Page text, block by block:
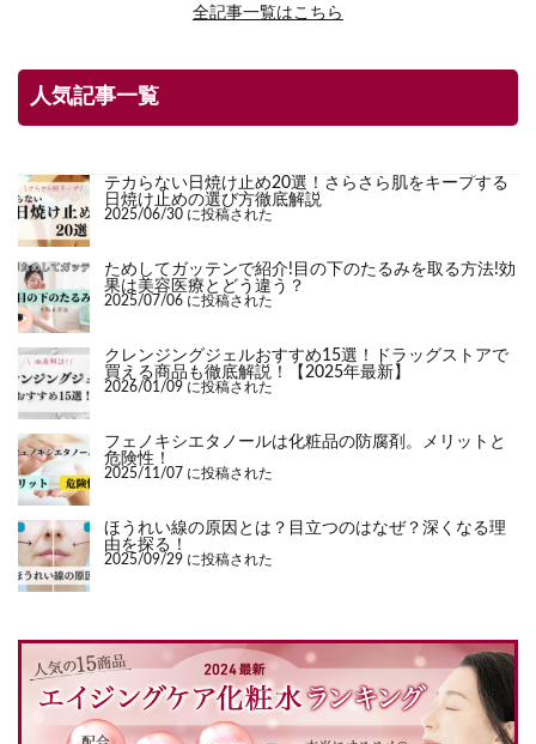
全記事一覧はこちら
人気記事一覧
テカらない日焼け止め20選！さらさら肌をキープする
日焼け止めの選び方徹底解説
2025/06/30 に投稿された
ためしてガッテンで紹介!目の下のたるみを取る方法!効
果は美容医療とどう違う？
2025/07/06 に投稿された
クレンジングジェルおすすめ15選！ドラッグストアで
買える商品も徹底解説！【2025年最新】
2026/01/09 に投稿された
フェノキシエタノールは化粧品の防腐剤。メリットと
危険性！
2025/11/07 に投稿された
ほうれい線の原因とは？目立つのはなぜ？深くなる理
由を探る！
2025/09/29 に投稿された